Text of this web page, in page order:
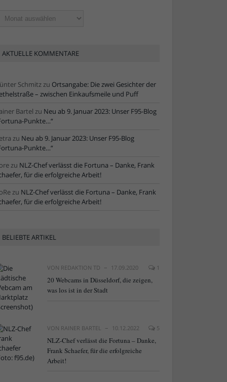
AKTUELLE KOMMENTARE
Schmitzzu Ortsangabe: Die zwei Gesichter der
– zwischen Einkaufsmeile und Puff
Bartel zu Neu ab 9. Januar 2023: Unser F95-Blog
Punkte…“
zu Neu ab 9. Januar 2023: Unser F95-Blog
Punkte…“
zu NLZ-Chef verlässt die Fortuna – Danke, Frank
für die erfolgreiche Arbeit!
zu NLZ-Chef verlässt die Fortuna – Danke, Frank
für die erfolgreiche Arbeit!
BELIEBTE ARTIKEL
VON REDAKTION TD 17.09.2020 1
20 Webcams in Düsseldorf, die zeigen,
was los ist in der Stadt
VON RAINER BARTEL 10.12.2022 5
NLZ-Chef verlässt die Fortuna – Danke,
Frank Schaefer, für die erfolgreiche
Arbeit!